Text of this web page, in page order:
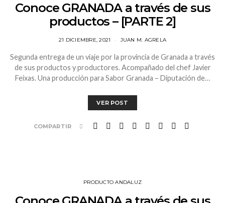
Conoce GRANADA a través de sus
productos – [PARTE 2]
21 DICIEMBRE, 2021 JUAN M. AGRELA
Segunda entrega de un viaje por la provincia de Granada a través
de sus productos y productores. Acompañado del chef Javier
Feixas. Una producción para Sabor Granada – Diputación de…
VER POST
COMPARTIR
PRODUCTO ANDALUZ